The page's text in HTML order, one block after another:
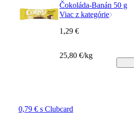
Čokoláda-Banán 50 g
Viac z kategórie
0,79 € s Clubcard
1,29 €
25,80 €/kg